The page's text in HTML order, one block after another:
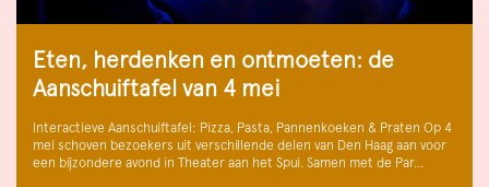
Eten, herdenken en ontmoeten: de
Aanschuiftafel van 4 mei
Interactieve Aanschuiftafel: Pizza, Pasta, Pannenkoeken & Praten Op 4
mei schoven bezoekers uit verschillende delen van Den Haag aan voor
een bijzondere avond in Theater aan het Spui. Samen met de Par…